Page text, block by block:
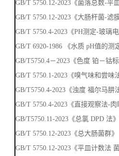
GB/T 5750.12-2023《菌落总数-平
GB/T 5750.12-2023《大肠杆菌-滤
GB/T 5750.4-2023《PH测定-玻璃
GB/T 6920-1986 《水质 pH值的测
GB/T5750.4－2023《色度 铂－钴
GB/T 5750.1-2023《嗅气味和尝味
GB/T5750.4-2023《浊度 福尔马肼
GB/T 5750.4-2023《直接观察法-
GB/T5750.11-2023《总氯 DPD 法
GB/T 5750.12-2023《总大肠菌群》
GB/T 5750.12-2023《平皿计数法